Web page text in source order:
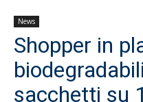
News
Shopper in
sacchetti su